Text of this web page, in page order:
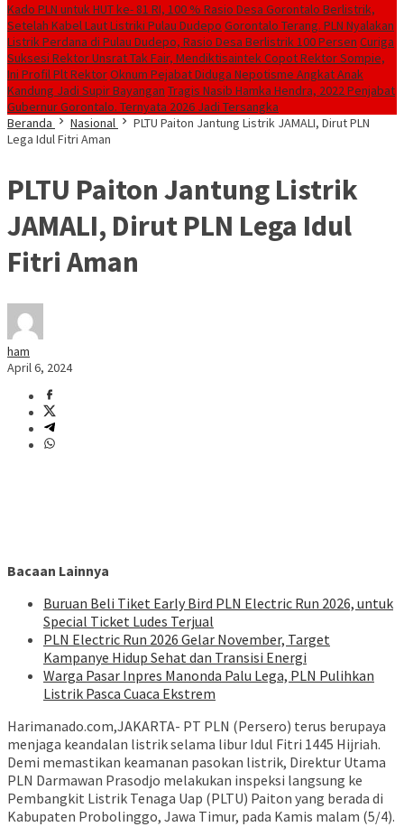
Kado PLN untuk HUT ke- 81 RI, 100 % Rasio Desa Gorontalo Berlistrik,
Setelah Kabel Laut Listriki Pulau Dudepo Gorontalo Terang. PLN Nyalakan
Listrik Perdana di Pulau Dudepo, Rasio Desa Berlistrik 100 Persen Curiga
Suksesi Rektor Unsrat Tak Fair, Mendiktisaintek Copot Rektor Sompie,
Ini Profil Plt RektorOknum Pejabat Diduga Nepotisme Angkat Anak
Kandung Jadi Supir Bayangan Tragis Nasib Hamka Hendra, 2022 Penjabat
Gubernur Gorontalo. Ternyata 2026 Jadi Tersangka
Beranda
Nasional
PLTU Paiton Jantung Listrik JAMALI, Dirut PLN
Lega Idul Fitri Aman
PLTU Paiton Jantung Listrik
JAMALI, Dirut PLN Lega Idul
Fitri Aman
ham
April 6, 2024
Bacaan Lainnya
Buruan Beli Tiket Early Bird PLN Electric Run 2026, untuk
Special Ticket Ludes Terjual
PLN Electric Run 2026 Gelar November, Target
Kampanye Hidup Sehat dan Transisi Energi
Warga Pasar Inpres Manonda Palu Lega, PLN Pulihkan
Listrik Pasca Cuaca Ekstrem
Harimanado.com,JAKARTA- PT PLN (Persero) terus berupaya
menjaga keandalan listrik selama libur Idul Fitri 1445 Hijriah.
Demi memastikan keamanan pasokan listrik, Direktur Utama
PLN Darmawan Prasodjo melakukan inspeksi langsung ke
Pembangkit Listrik Tenaga Uap (PLTU) Paiton yang berada di
Kabupaten Probolinggo, Jawa Timur, pada Kamis malam (5/4).